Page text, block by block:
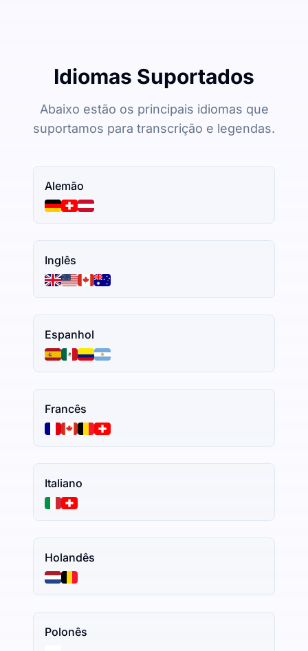
Idiomas Suportados
Abaixo estão os principais idiomas que
suportamos para transcrição e legendas.
Alemão
Inglês
Espanhol
Francês
Italiano
Holandês
Polonês